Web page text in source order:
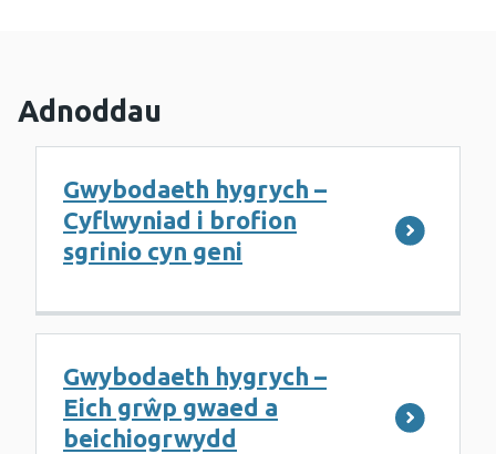
Adnoddau
Gwybodaeth hygrych –
Cyflwyniad i brofion
sgrinio cyn geni
Gwybodaeth hygrych –
Eich grŵp gwaed a
beichiogrwydd